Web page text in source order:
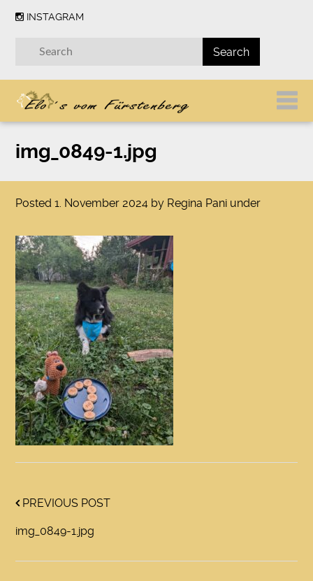
INSTAGRAM
img_0849-1.jpg
Posted1. November 2024 by Regina Pani under
PREVIOUS POST
img_0849-1.jpg